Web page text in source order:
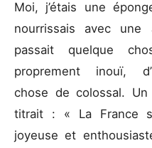
Moi, j’étais une
nourrissais avec une
passait quelque
proprement inouï,
chose de colossal.
titrait : « La France
joyeuse et